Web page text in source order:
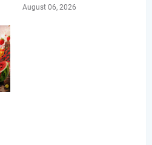
August 06, 2026